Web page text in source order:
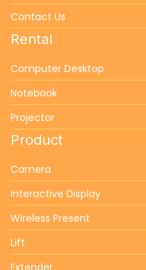
Contact Us
Rental
Computer Desktop
Notebook
Projector
Product
Camera
Interactive Display
Wireless Present
Lift
Extender